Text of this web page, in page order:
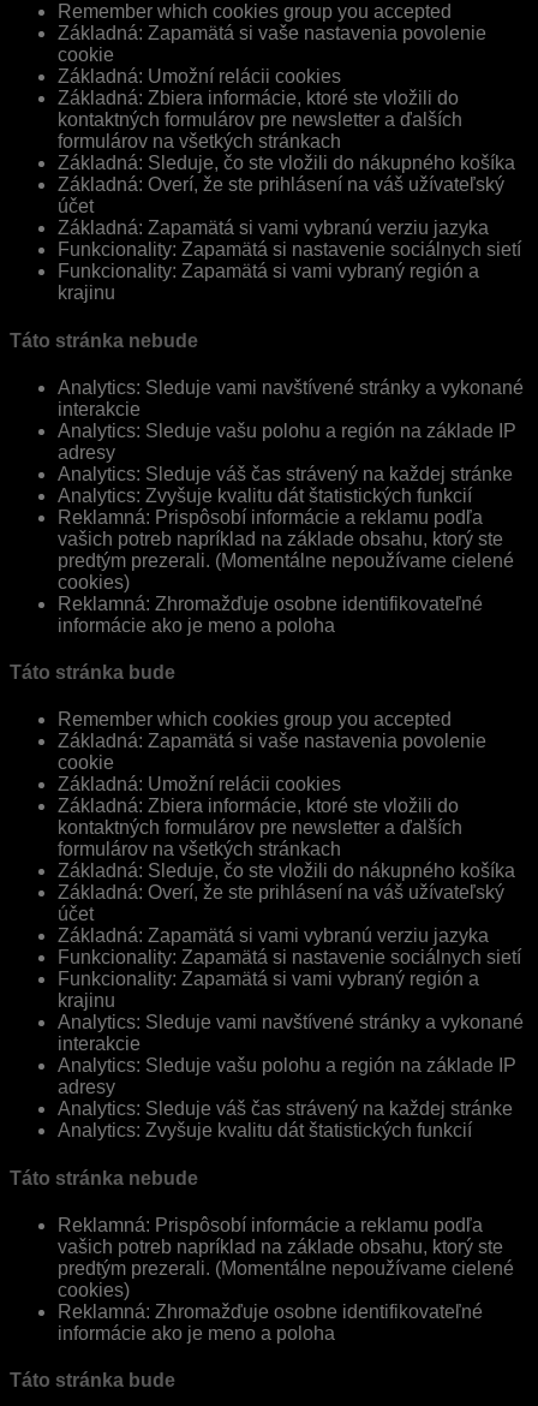
Remember which cookies group you accepted
Základná: Zapamätá si vaše nastavenia povolenie
cookie
Základná: Umožní relácii cookies
Základná: Zbiera informácie, ktoré ste vložili do
kontaktných formulárov pre newsletter a ďalších
formulárov na všetkých stránkach
Základná: Sleduje, čo ste vložili do nákupného košíka
Základná: Overí, že ste prihlásení na váš užívateľský
účet
Základná: Zapamätá si vami vybranú verziu jazyka
Funkcionality: Zapamätá si nastavenie sociálnych sietí
Funkcionality: Zapamätá si vami vybraný región a
krajinu
Táto stránka nebude
Analytics: Sleduje vami navštívené stránky a vykonané
interakcie
Analytics: Sleduje vašu polohu a región na základe IP
adresy
Analytics: Sleduje váš čas strávený na každej stránke
Analytics: Zvyšuje kvalitu dát štatistických funkcií
Reklamná: Prispôsobí informácie a reklamu podľa
vašich potreb napríklad na základe obsahu, ktorý ste
predtým prezerali. (Momentálne nepoužívame cielené
cookies)
Reklamná: Zhromažďuje osobne identifikovateľné
informácie ako je meno a poloha
Táto stránka bude
Remember which cookies group you accepted
Základná: Zapamätá si vaše nastavenia povolenie
cookie
Základná: Umožní relácii cookies
Základná: Zbiera informácie, ktoré ste vložili do
kontaktných formulárov pre newsletter a ďalších
formulárov na všetkých stránkach
Základná: Sleduje, čo ste vložili do nákupného košíka
Základná: Overí, že ste prihlásení na váš užívateľský
účet
Základná: Zapamätá si vami vybranú verziu jazyka
Funkcionality: Zapamätá si nastavenie sociálnych sietí
Funkcionality: Zapamätá si vami vybraný región a
krajinu
Analytics: Sleduje vami navštívené stránky a vykonané
interakcie
Analytics: Sleduje vašu polohu a región na základe IP
adresy
Analytics: Sleduje váš čas strávený na každej stránke
Analytics: Zvyšuje kvalitu dát štatistických funkcií
Táto stránka nebude
Reklamná: Prispôsobí informácie a reklamu podľa
vašich potreb napríklad na základe obsahu, ktorý ste
predtým prezerali. (Momentálne nepoužívame cielené
cookies)
Reklamná: Zhromažďuje osobne identifikovateľné
informácie ako je meno a poloha
Táto stránka bude